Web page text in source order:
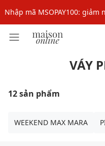
Nhập mã MSOPAY100:
Nhập mã: MSOXINCHAO -
Nhập mã: MSOXINCHAO -
VÁY
12 sản phẩm
WEEKEND MAX MARA